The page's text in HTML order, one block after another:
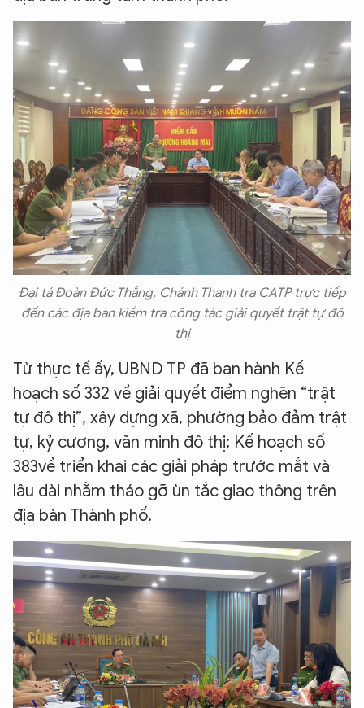
Đại tá Đoàn Đức Thắng, Chánh Thanh tra CATP trực tiếp
đến các địa bàn kiểm tra công tác giải quyết trật tự đô
thị
Từ thực tế ấy, UBND TP đã ban hành Kế
hoạch số 332 về giải quyết điểm nghẽn “trật
tự đô thị”, xây dựng xã, phường bảo đảm trật
tự, kỷ cương, văn minh đô thị; Kế hoạch số
383về triển khai các giải pháp trước mắt và
lâu dài nhằm tháo gỡ ùn tắc giao thông trên
địa bàn Thành phố.